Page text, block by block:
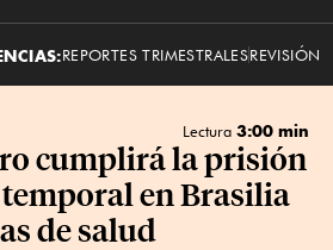
REPORTES TRIMESTRALESREVISIÓN
Lectura 3:00 min
cumplirá la prisión
en Brasilia
de salud